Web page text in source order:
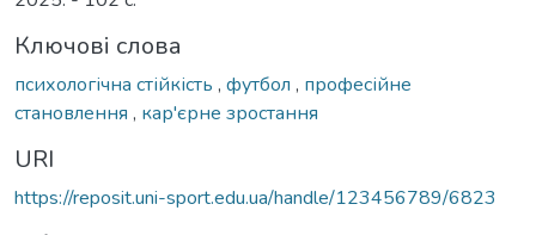
Ключові слова
психологічна стійкість , футбол , професійне
становлення , кар'єрне зростання
URI
https://reposit.uni-sport.edu.ua/handle/123456789/6823